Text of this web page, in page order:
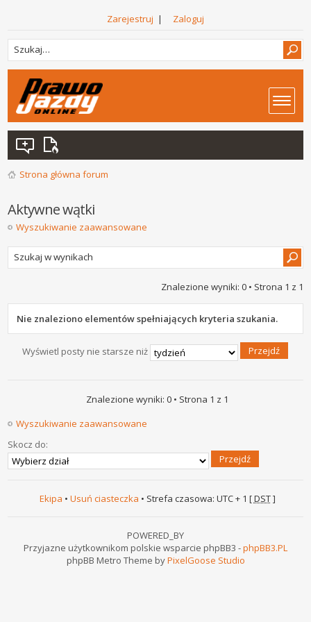
Zarejestruj | Zaloguj
Strona główna forum
Aktywne wątki
Wyszukiwanie zaawansowane
Znalezione wyniki: 0 • Strona 1 z 1
Nie znaleziono elementów spełniających kryteria szukania.
Wyświetl posty nie starsze niż
Znalezione wyniki: 0 • Strona 1 z 1
Wyszukiwanie zaawansowane
Skocz do:
Ekipa • Usuń ciasteczka • Strefa czasowa: UTC + 1 [DST]
POWERED_BY
Przyjazne użytkownikom polskie wsparcie phpBB3 -phpBB3.PL
phpBB Metro Theme byPixelGoose Studio